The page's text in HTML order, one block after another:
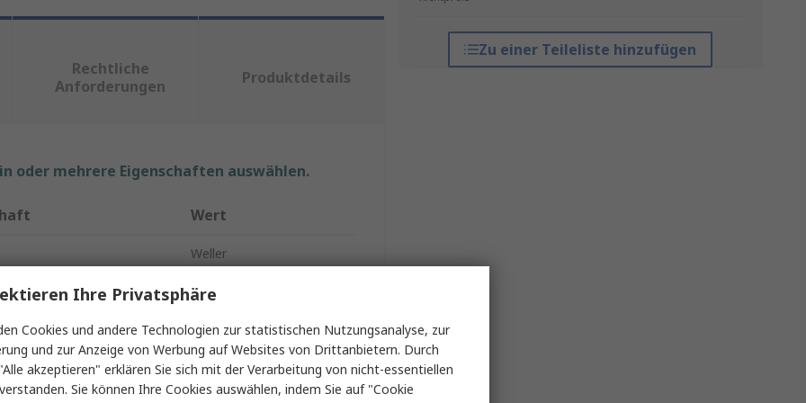
Zu einer Teileliste hinzufügen
Rechtliche
Anforderungen
Produktdetails
oder mehrere Eigenschaften auswählen.
Wert
Weller
WT 1010H
Lötstation
Aufgaben Entlöten/Löten
Ihre Privatsphäre
Cookies und andere Technologien zur statistischen Nutzungsanalyse, zur
und zur Anzeige von Werbung auf Websites von Drittanbietern. Durch
akzeptieren" erklären Sie sich mit der Verarbeitung von nicht-essentiellen
Sie können Ihre Cookies auswählen, indem Sie auf "Cookie